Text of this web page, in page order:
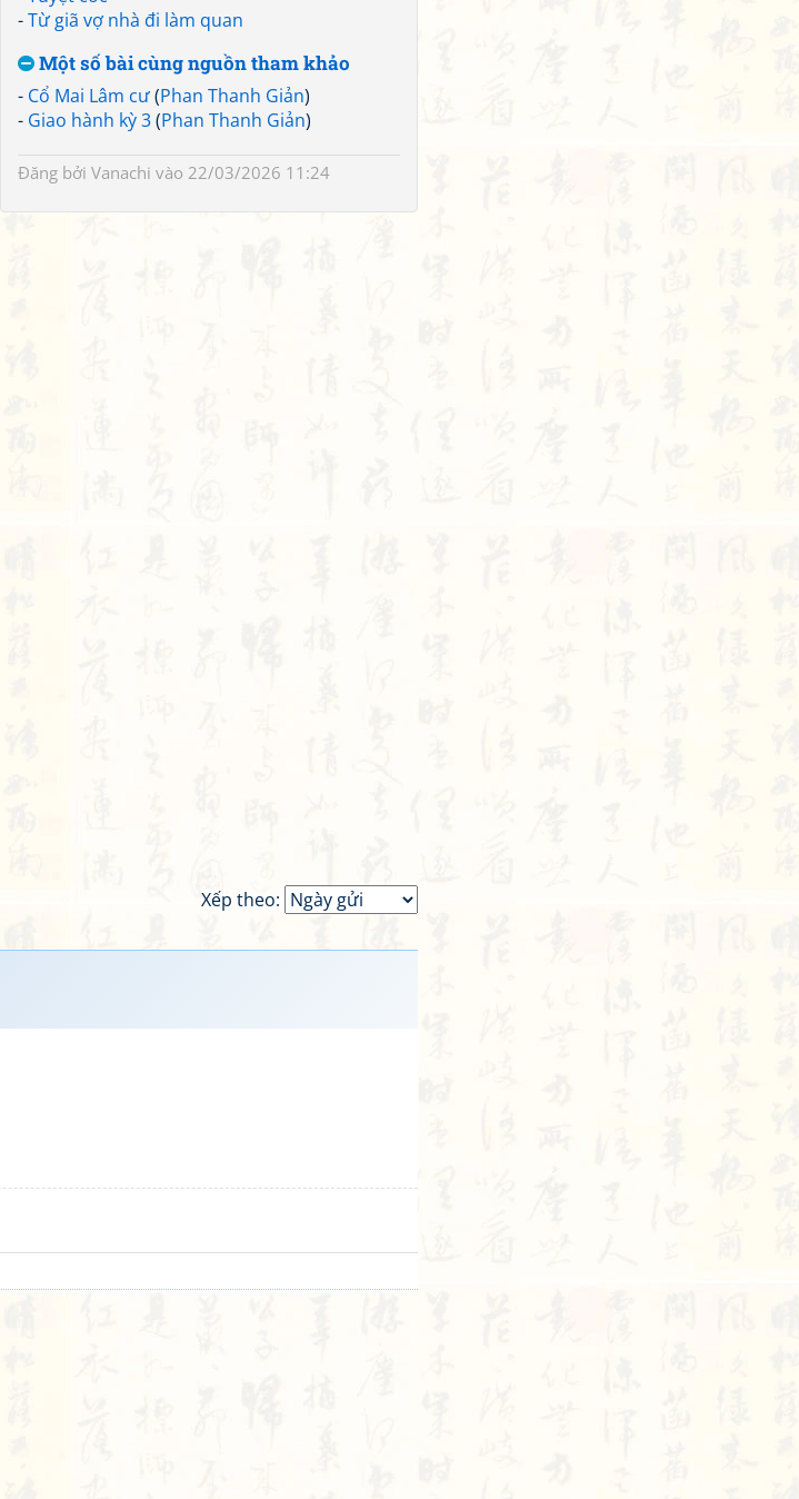
-Từ giã vợ nhà đi làm quan
Một số bài cùng nguồn tham khảo
- Cổ Mai Lâm cư(Phan Thanh Giản)
- Giao hành kỳ 3(Phan Thanh Giản)
Đăng bởi Vanachi vào 22/03/2026 11:24
Xếp theo: